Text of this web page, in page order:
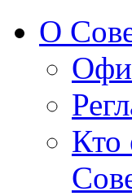
О
Кто